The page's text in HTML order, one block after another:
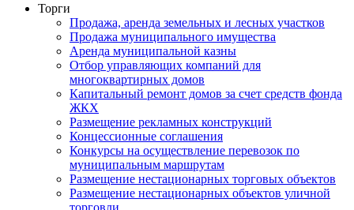
Торги
Продажа, аренда земельных и лесных участков
Продажа муниципального имущества
Аренда муниципальной казны
Отбор управляющих компаний для
многоквартирных домов
Капитальный ремонт домов за счет средств фонда
ЖКХ
Размещение рекламных конструкций
Концессионные соглашения
Конкурсы на осуществление перевозок по
муниципальным маршрутам
Размещение нестационарных торговых объектов
Размещение нестационарных объектов уличной
торговли